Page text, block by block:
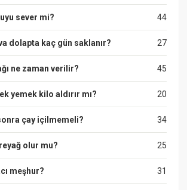
44
sever mi?
27
dolapta kaç gün saklanır?
45
ne zaman verilir?
20
yemek kilo aldırır mı?
34
çay içilmemeli?
25
olur mu?
31
meşhur?